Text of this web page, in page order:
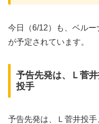
今日（6/12）も、ベル
が予定されています。
予告先発は、Ｌ菅
投手
予告先発は、Ｌ菅井投手